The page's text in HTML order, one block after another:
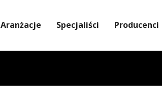
Aranżacje Specjaliści Producenci